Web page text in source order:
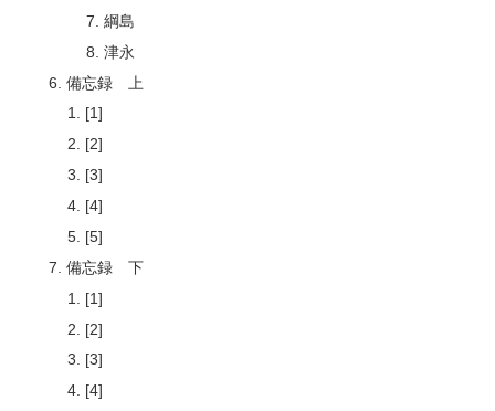
綱島
津永
備忘録 上
[1]
[2]
[3]
[4]
[5]
備忘録 下
[1]
[2]
[3]
[4]